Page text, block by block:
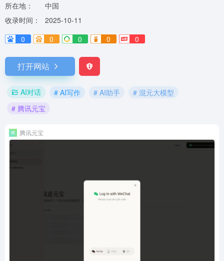
所在地：
中国
收录时间：
2025-10-11
0
0 0 0 0
打开网站
AI对话 # AI写作 # AI助手
# 混元大模型
# 腾讯元宝
腾讯元宝